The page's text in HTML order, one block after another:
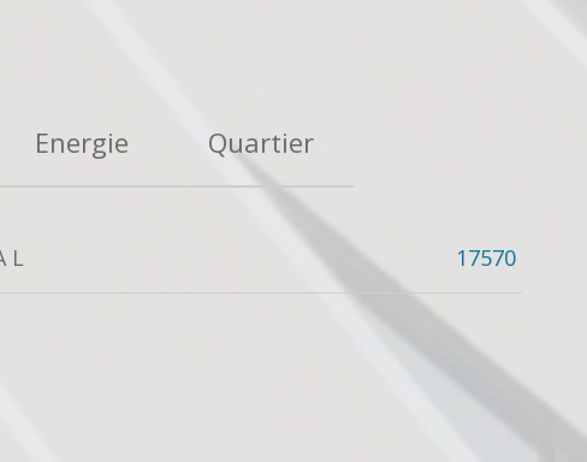
Energie Quartier
17570